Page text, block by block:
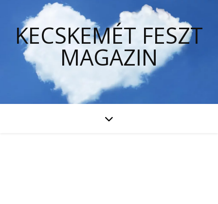
KECSKEMÉT FESZT
MAGAZIN